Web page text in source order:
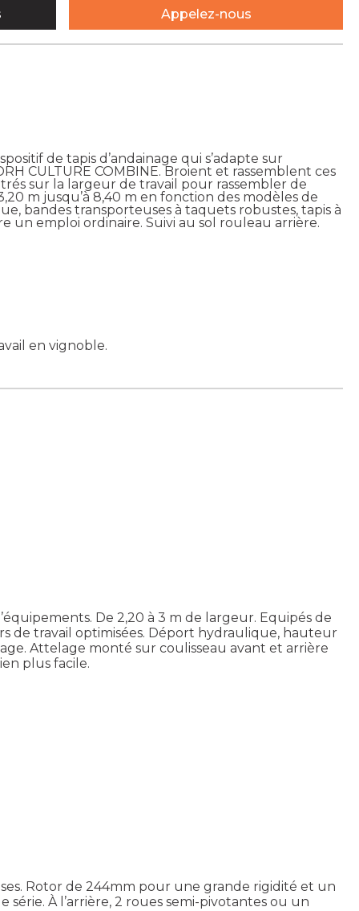
en vignoble.
de tapis d’andainage qui s’adapte sur
CULTURE COMBINE. Broient et rassemblent ces
sur la largeur de travail pour rassembler de
m jusqu’à 8,40 m en fonction des modèles de
bandes transporteuses à taquets robustes, tapis à
un emploi ordinaire. Suivi au sol rouleau arrière.
Appelez-nous
De 2,20 à 3 m de largeur. Equipés de
de travail optimisées. Déport hydraulique, hauteur
Attelage monté sur coulisseau avant et arrière
plus facile.
Rotor de 244mm pour une grande rigidité et un
À l’arrière, 2 roues semi-pivotantes ou un